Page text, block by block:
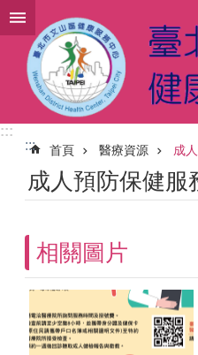
跳到主要內容區塊
:::
:::
首頁 醫療資源 成
成人預防保健服
相關圖片